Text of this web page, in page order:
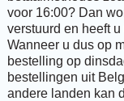
voor 16:00? Dan
verstuurd en heeft
Wanneer u dus op
bestelling op
bestellingen uit
andere landen kan